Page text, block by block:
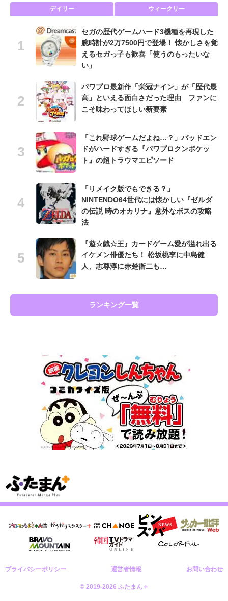
デイリー ウィークリー
セガの歴代ゲームハード3機種を再現した
腕時計が2万7500円で登場！ 懐かしさを覚
えるセガっ子も歓喜「使うのもったいな
い」
パワプロ最新作「栄冠ナイン」が「歴代最
高」といえる面白さだった理由 ファンに
こそ味わってほしい新要素
「これ野球ゲームだよね…？」バッドエン
ドがハードすぎる『パワプロクンポケッ
ト』の超トラウマエピソード
「リメイク版でもできる？」
NINTENDO64世代には懐かしい『ゼルダ
の伝説 時のオカリナ』意外なボスの攻略
法
『遊☆戯☆王』カードゲーム愛が溢れ出る
イケメン俳優たち！ 松坂桃李に中島健
人、志尊淳に赤楚衛二も…
ランキング一覧
プライバシーポリシー 運営者情報 お問い合わせ
© 2019-2026 ふたまん＋